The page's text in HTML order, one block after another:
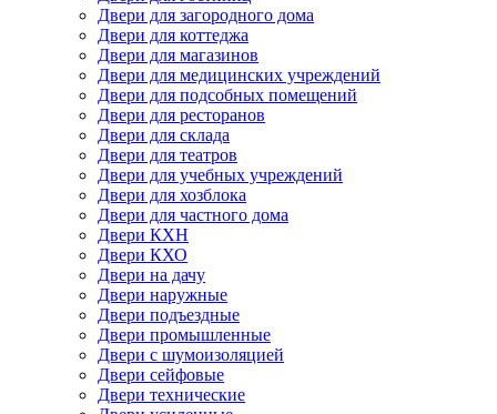
Двери для загородного дома
Двери для коттеджа
Двери для магазинов
Двери для медицинских учреждений
Двери для подсобных помещений
Двери для ресторанов
Двери для склада
Двери для театров
Двери для учебных учреждений
Двери для хозблока
Двери для частного дома
Двери КХН
Двери КХО
Двери на дачу
Двери наружные
Двери подъездные
Двери промышленные
Двери с шумоизоляцией
Двери сейфовые
Двери технические